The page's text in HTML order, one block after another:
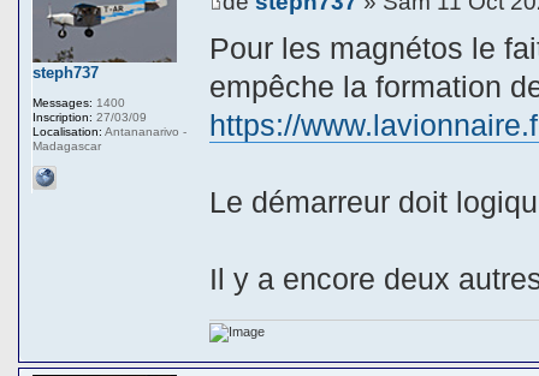
Pour les magnétos le
empêche la formation
https://
Le démarreur doit
Il y a encore deux
steph737
Messages: 1400
Inscription: 27/03/09
Localisation: Antananarivo -
Madagascar